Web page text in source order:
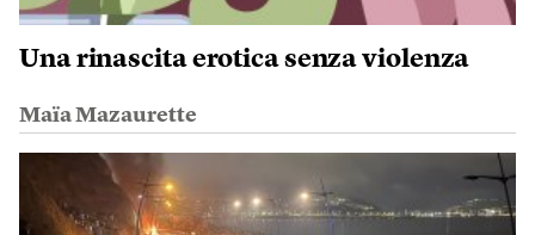
Una rinascita erotica senza violenza
Maïa Mazaurette